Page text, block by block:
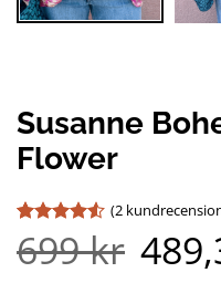
Susanne
Flower
Betygsatt
4.5av 5
2
(2
699kr